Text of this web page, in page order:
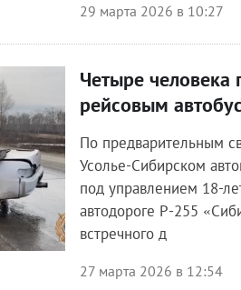
29 марта 2026 в 10:27
Четыре человека
рейсовым
По предварительным
Усолье-Сибирском
под управлением 18-
автодороге Р-255
встречного д
27 марта 2026 в 12:54